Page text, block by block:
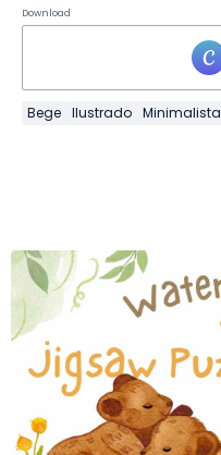
Download
Bege Ilustrado Minimalista